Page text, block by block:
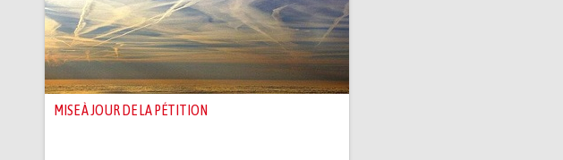
MISE À JOUR DE LA PÉTITION